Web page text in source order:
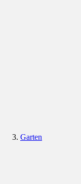
Garten